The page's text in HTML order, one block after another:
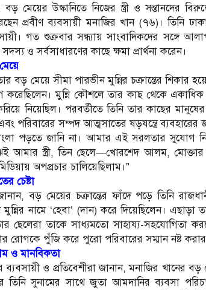
মেয়ের উস্কানিতে নিজের স্ত্রী ও সন্তানদের
প্রবীণ ব্যবসায়ী মনাজির খান (৭৬)। তিনি
গত শুক্রবার সন্ধ্যায় সাংবাদিকদের সঙ্গে
ও সর্বসাধারণের কাছে ক্ষমা প্রার্থনা করেন।
বড় মেয়ে সীমা পারভীন মুন্নির চক্রান্তের শিকার হয়ে
করেছিলেন। মুন্নি কৌশলে তার কাছ থেকে একাধিক
নিয়েছিল। পরবর্তীতে তিনি তার কাছের
পরিবারের সম্পদ আত্মসাতের ষড়যন্ত্রে ব্যবহারের
পড়তে জানি না। আমার এই সরলতার সুযোগ
আমার স্ত্রী, তিন ছেলে—খোরশেদ আলম,
অপপ্রচার চালিয়েছিলাম।”
চেষ্টা
বড় মেয়ের চক্রান্তের ফাঁদে পড়ে তিনি
নামে ‘হেবা’ (দান) করে দিয়েছিলেন।
ছেলেরা তাকে সাধ্যমতো সাহায্য-সহযোগিতা
রোগকে পুঁজি করে পুরো পরিবারের সম্মান নষ্ট করার
ও মানবিকতা
ব্যবসায়ী ও প্রতিবেশীরা জানান, মনাজির খানের
তিনি সুনামের সাথে জুতা আমদানির ব্যবসা